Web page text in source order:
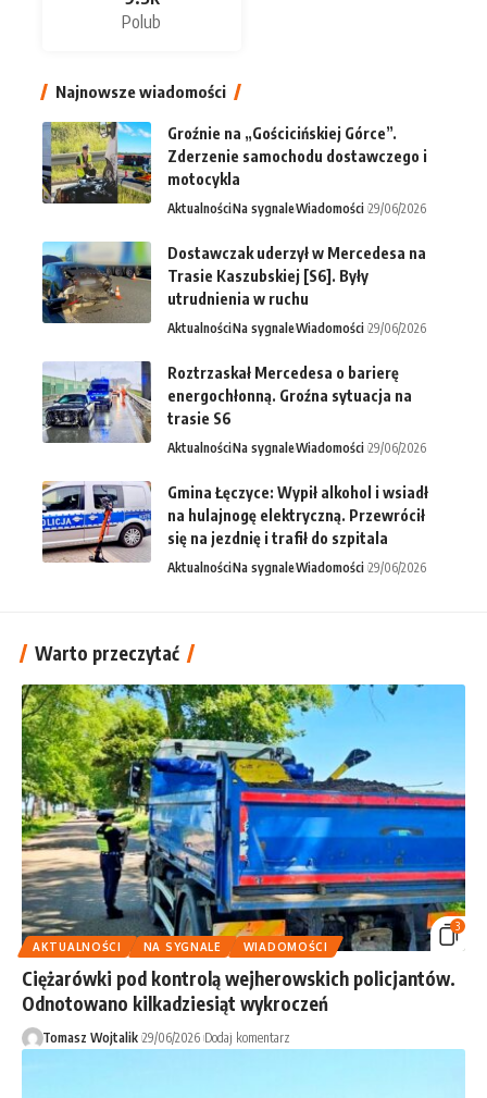
Polub
Najnowsze wiadomości
Groźnie na „Gościcińskiej Górce”.
Zderzenie samochodu dostawczego i
motocykla
AktualnościNa sygnaleWiadomości 29/06/2026
Dostawczak uderzył w Mercedesa na
Trasie Kaszubskiej [S6]. Były
utrudnienia w ruchu
AktualnościNa sygnaleWiadomości 29/06/2026
Roztrzaskał Mercedesa o barierę
energochłonną. Groźna sytuacja na
trasie S6
AktualnościNa sygnaleWiadomości 29/06/2026
Gmina Łęczyce: Wypił alkohol i wsiadł
na hulajnogę elektryczną. Przewrócił
się na jezdnię i trafił do szpitala
AktualnościNa sygnaleWiadomości 29/06/2026
Warto przeczytać
3
AKTUALNOŚCI
NA SYGNALE WIADOMOŚCI
Ciężarówki pod kontrolą wejherowskich policjantów.
Odnotowano kilkadziesiąt wykroczeń
Tomasz Wojtalik 29/06/2026 Dodaj komentarz